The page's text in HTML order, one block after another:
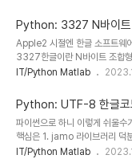
소화된 오토마타이기 때문에..
Python: 3327 N바이
형으로 변환
Apple2 시절엔 한글 소프트웨
3327한글이란 N바이트 조합
터로 보내면 한글 모듈이 달려
린터 감성의 추억 때문에 도트
문제는 3327 한글을 조합형으
일단 AppleWin 으로 출력을
합형 코드를 확보하는 것 까지
꿔줘야 비트맵 그래픽 폰트를 사
IT/Python Matlab
Python: UTF-8 한글코
파이썬으로 하니 이렇게 쉬울수
핵심은 1. jamo 라이브러리 덕
분리 가능 2. 조합형 초,중,종성
IT/Python Matlab